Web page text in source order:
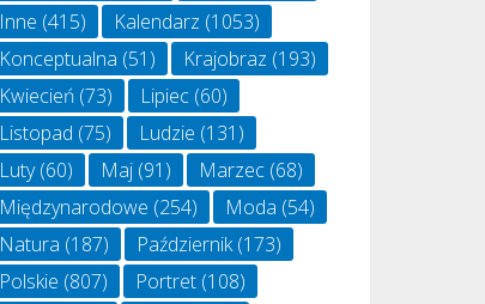
Inne (415) Kalendarz (1053)
Konceptualna (51) Krajobraz (193)
Kwiecień (73) Lipiec (60)
Listopad (75) Ludzie (131)
Luty(60) Maj (91) Marzec (68)
Międzynarodowe (254) Moda (54)
Natura (187) Październik(173)
Polskie (807) Portret (108)